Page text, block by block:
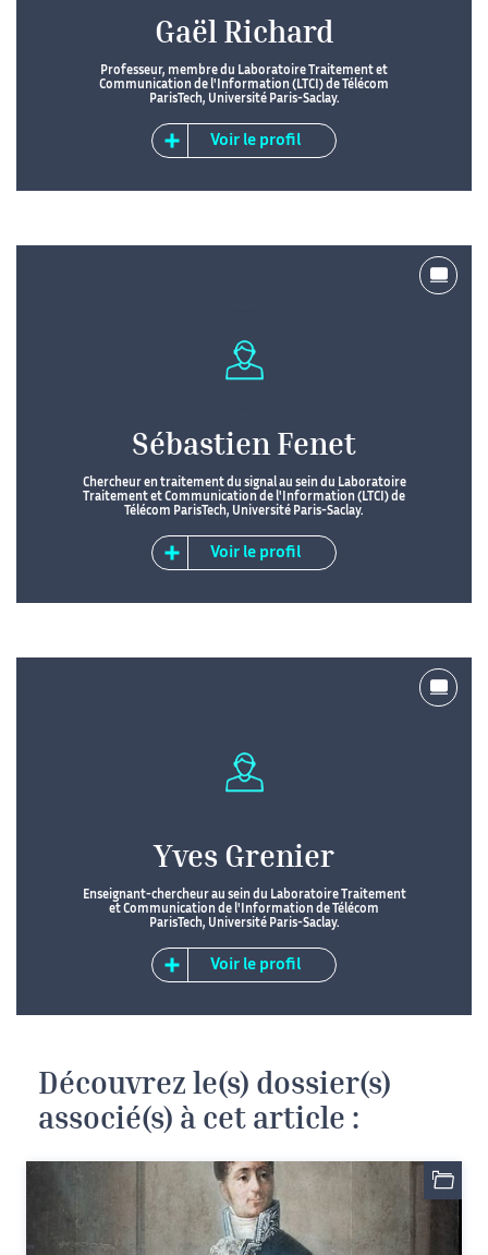
Gaël Richard
Professeur, membre du Laboratoire Traitement et
Communication de l'Information (LTCI) de Télécom
ParisTech, Université Paris-Saclay.
Voir le profil
Sébastien Fenet
Chercheur en traitement du signal au sein du Laboratoire
Traitement et Communication de l'Information (LTCI) de
Télécom ParisTech, Université Paris-Saclay.
Voir le profil
Yves Grenier
Enseignant-chercheur au sein du Laboratoire Traitement
et Communication de l'Information de Télécom
ParisTech, Université Paris-Saclay.
Voir le profil
Découvrez le(s) dossier(s)
associé(s) à cet article :